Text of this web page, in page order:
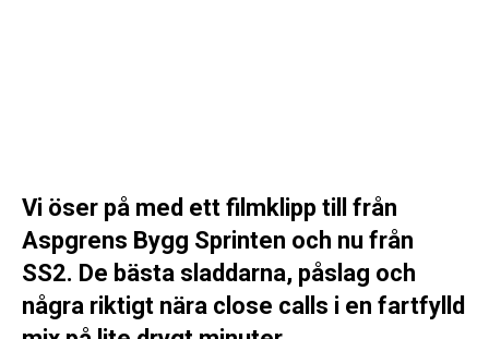
Vi öser på med ett filmklipp till från
Aspgrens Bygg Sprinten och nu från
SS2. De bästa sladdarna, påslag och
några riktigt nära close calls i en fartfylld